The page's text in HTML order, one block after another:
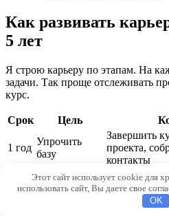
Как развивать
5 лет
Я строю карьеру по этапам. На
задачи. Так проще отслеживать
курс.
Срок Цель
1 год
Упрочить
базу
Завершить
проекта,
контакты
года
Стать
ведущим
Вести
стандарты,
Этот сайт использует cookie для
использовать сайт, Вы даете свое
OK